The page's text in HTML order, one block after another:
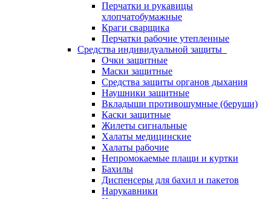
Перчатки и рукавицы
хлопчатобумажные
Краги сварщика
Перчатки рабочие утепленные
Средства индивидуальной защиты
Очки защитные
Маски защитные
Средства защиты органов дыхания
Наушники защитные
Вкладыши противошумные (беруши)
Каски защитные
Жилеты сигнальные
Халаты медицинские
Халаты рабочие
Непромокаемые плащи и куртки
Бахилы
Диспенсеры для бахил и пакетов
Нарукавники